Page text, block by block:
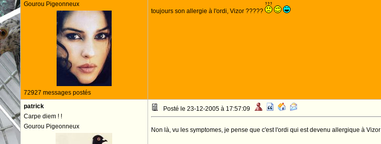
Gourou Pigeonneux
72927 messages postés
toujours son allergie à l'ordi, Vizor ?????
patrick
Carpe diem ! !
Gourou Pigeonneux
Posté le 23-12-2005 à 17:57:09
Non là, vu les symptomes, je pense que c'est l'ordi qui est devenu allergique à Vizor